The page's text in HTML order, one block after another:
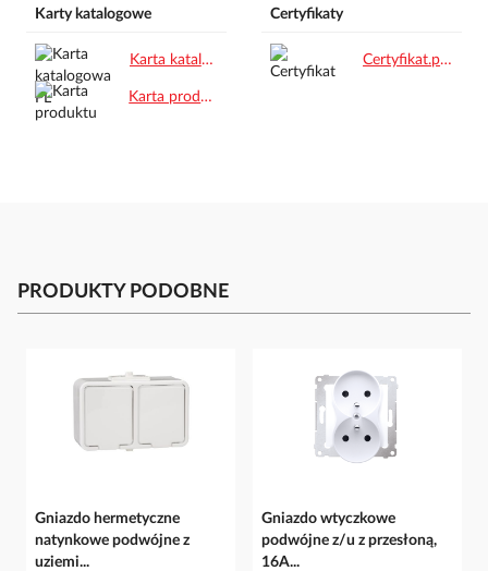
Karty katalogowe
Karta katalogowa PL.pdf
Karta produktu.pdf
Certyfikaty
Certyfikat.pdf
PRODUKTY PODOBNE
Gniazdo hermetyczne
natynkowe podwójne z
uziemi...
Gniazdo wtyczkowe
podwójne z/u z przesłoną,
16A...